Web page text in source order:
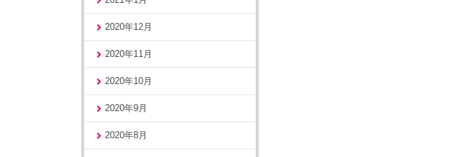
2020年12月
2020年11月
2020年10月
2020年9月
2020年8月